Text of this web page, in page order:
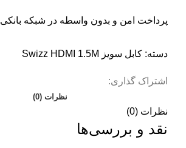
پرداخت امن و بدون واسطه در شبکه بانکی
دسته: کابل سویز Swizz HDMI 1.5M
اشتراک گذاری:
نظرات (0)
نظرات (0)
نقد و بررسی‌ها